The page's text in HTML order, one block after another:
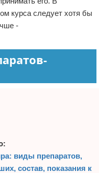
курса следует хотя бы
-
виды препаратов,
состав, показания к